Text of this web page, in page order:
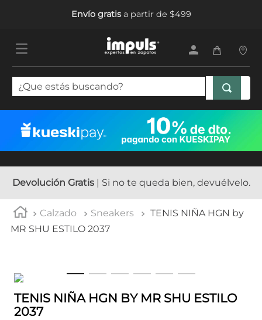
Envío gratisa partir de $499
¿Que estás buscando?
Devolución Gratis| Si no te queda bien, devuélvelo.
Calzado Sneakers
TENIS NIÑA HGN by
MR SHU ESTILO 2037
TENIS NIÑA HGN BY MR SHU ESTILO
2037
1.
tenis mujer
tenis hombre
5. tenis